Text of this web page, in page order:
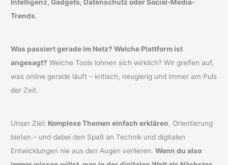
Intelligenz, Gadgets, Datenschutz oder Social-Media-
Trends.
Was passiert gerade im Netz? Welche Plattform ist
angesagt? Welche Tools lohnen sich wirklich? Wir greifen auf,
was online gerade läuft – kritisch, neugierig und immer am Puls
der Zeit.
Unser Ziel: Komplexe Themen einfach erklären, Orientierung
bieten – und dabei den Spaß an Technik und digitalen
Entwicklungen nie aus den Augen verlieren.Wenn du also